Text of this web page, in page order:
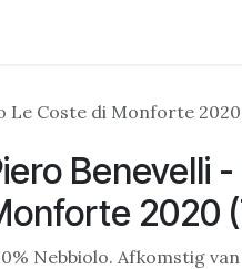
Le Coste di Monforte 2020
Benevelli
2020
Nebbiolo. Afkomstig